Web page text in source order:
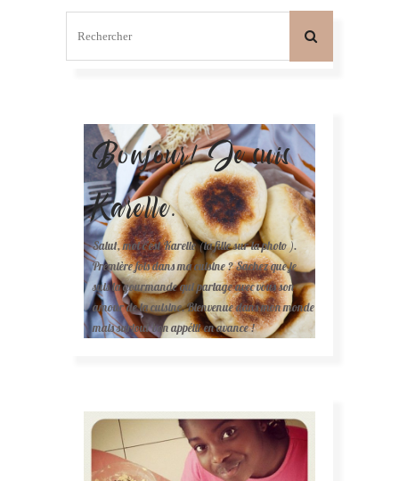
Bonjour! Je suis
Karelle.
Salut, moi c'est Karelle (la fille sur la photo ).
Première fois dans ma cuisine ? Sachez que je
suis la gourmande qui partage avec vous son
amour de la cuisine. Bienvenue dans mon monde
mais surtout bon appétit en avance !